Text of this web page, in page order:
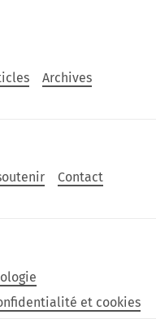
Archives
Contact
et cookies